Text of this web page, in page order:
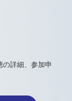
の詳細、参加申